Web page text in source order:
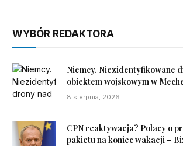
WYBÓR REDAKTORA
Niemcy. Niezidentyfikowane
obiektem wojskowym w
8 sierpnia, 2026
CPN reaktywacja? Polacy o
pakietu na koniec wakacji –